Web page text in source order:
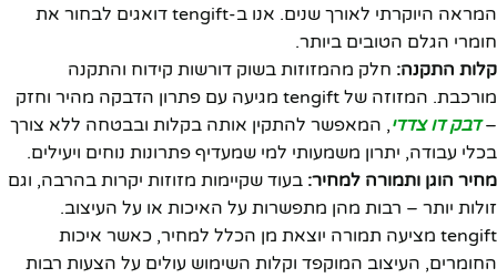
המראה היוקרתי לאורך שנים. אנו ב-tengift דואגים לבחור את
חומרי הגלם הטובים ביותר.
קלות התקנה: חלק מהמזוזות בשוק דורשות קידוח והתקנה
מורכבת. המזוזה של tengift מגיעה עם פתרון הדבקה מהיר וחזק
–דבק דו צדדי, המאפשר להתקין אותה בקלות ובבטחה ללא צורך
בכלי עבודה, יתרון משמעותי למי שמעדיף פתרונות נוחים ויעילים.
מחיר הוגן ותמורה למחיר: בעוד שקיימות מזוזות יקרות בהרבה, וגם
זולות יותר – רבות מהן מתפשרות על האיכות או על העיצוב.
tengift מציעה תמורה יוצאת מן הכלל למחיר, כאשר איכות
החומרים, העיצוב המוקפד וקלות השימוש עולים על הצעות רבות